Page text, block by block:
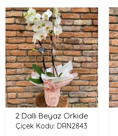
2 Dallı Beyaz Orkide
Çiçek Kodu: DRN2843